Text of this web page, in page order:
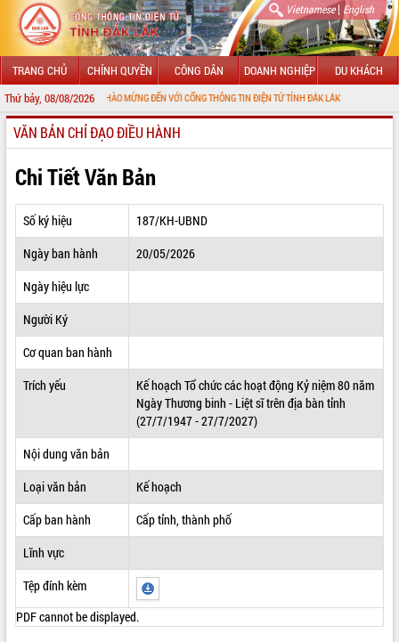
Vietnamese| English
TRANG CHỦ CHÍNH QUYỀN CÔNG DÂN DOANH NGHIỆP DU KHÁCH
Thứ bảy, 08/08/2026
CHÀO MỪNG ĐẾN VỚI CỔNG THÔNG TIN ĐIỆN TỬ TỈNH ĐẮK LẮK
GIỚI THIỆU
LÃNH ĐẠO UBND TỈNH
TIN TỨC SỰ KIỆN
SỞ, BAN, NGÀNH
THÔNG TIN CHỈ ĐẠO ĐIỀU HÀNH
HỆ THỐNG VĂN BẢN
VĂN BẢN HĐND TỈNH
QUY HOẠCH - KẾ HOẠCH
VĂN BẢN CHỈ ĐẠO ĐIỀU HÀNH
Chi Tiết Văn Bản
Số ký hiệu
187/KH-UBND
Ngày ban hành
20/05/2026
Ngày hiệu lực
Người Ký
Cơ quan ban hành
Trích yếu
Kế hoạch Tổ chức các hoạt động Kỷ niệm 80 năm
Ngày Thương binh - Liệt sĩ trên địa bàn tỉnh
(27/7/1947 - 27/7/2027)
Nội dung văn bản
Loại văn bản
Kế hoạch
Cấp ban hành
Cấp tỉnh, thành phố
Lĩnh vực
Tệp đính kèm
PDF cannot be displayed.